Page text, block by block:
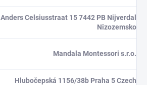
Anders Celsiusstraat 15 7442 PB Nijverdal
Nizozemsko
Mandala Montessori s.r.o.
Hlubočepská 1156/38b Praha 5 Czech